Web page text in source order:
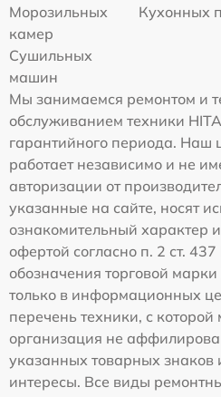
Морозильных
камер
Кухонных
Сушильных
машин
Мы занимаемся ремонтом и
обслуживанием техники
гарантийного периода. Наш
работает независимо и не
авторизации от
указанные на сайте, носят
ознакомительный характер
офертой согласно п. 2 ст.
обозначения торговой
только в информационных
перечень техники, с
организация не
указанных товарных знаков
интересы. Все виды